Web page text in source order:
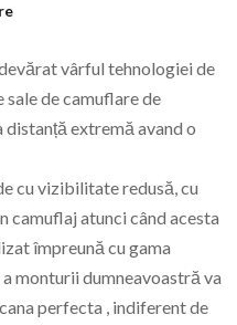
vârful tehnologiei de
de camuflare de
distanță extremă avand o
cu vizibilitate redusă, cu
camuflaj atunci când acesta
împreună cu gama
monturii dumneavoastră va
perfecta , indiferent de